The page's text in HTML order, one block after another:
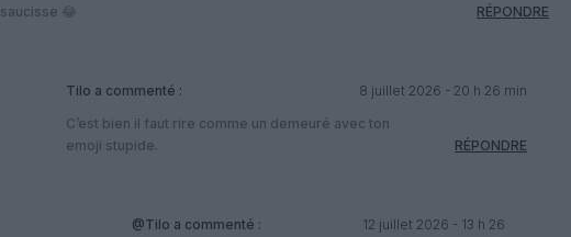
saucisse 😂
RÉPONDRE
Tilo a commenté :
8 juillet 2026 - 20 h 26 min
C’est bien il faut rire comme un demeuré avec ton
emoji stupide.
RÉPONDRE
@Tilo a commenté :
12 juillet 2026 - 13 h 26